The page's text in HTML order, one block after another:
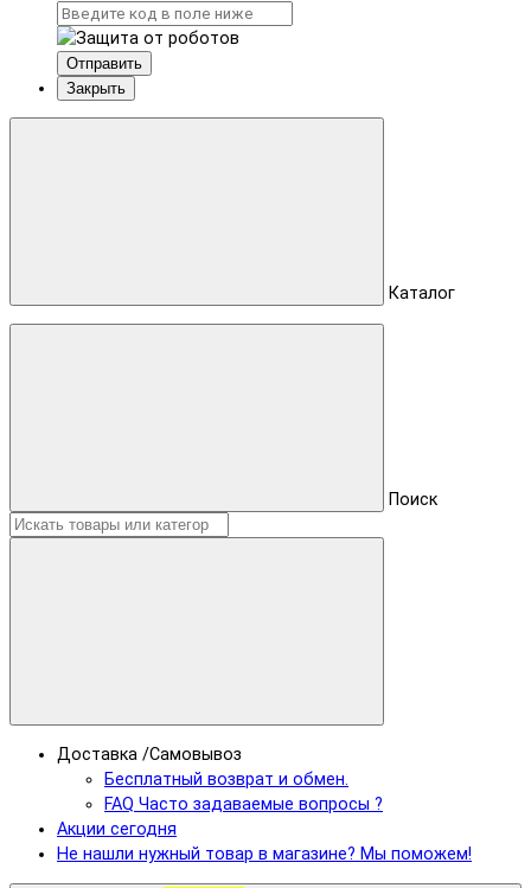
Отправить
Закрыть
Каталог
Поиск
Доставка /Самовывоз
Бесплатный возврат и обмен.
FAQ Часто задаваемые вопросы ?
Акции сегодня
Не нашли нужный товар в магазине? Мы поможем!